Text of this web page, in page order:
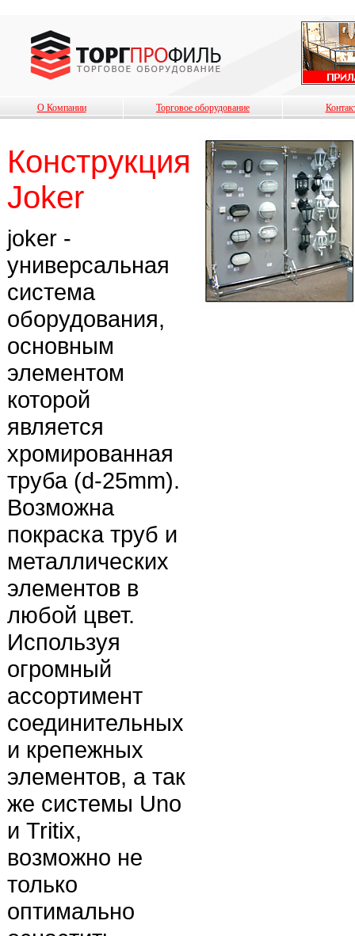
О Компании Торговое оборудование
Конструкция
Joker
joker -
универсальная
система
оборудования,
основным
элементом
которой
является
хромированная
труба (d-25mm).
Возможна
покраска труб и
металлических
элементов в
любой цвет.
Используя
огромный
ассортимент
соединительных
и крепежных
элементов, а так
же системы Uno
и Tritix,
возможно не
только
оптимально